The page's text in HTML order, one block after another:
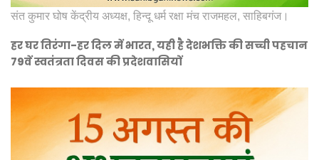
संत कुमार घोष केंद्रीय अध्यक्ष, हिन्दू धर्म रक्षा मंच राजमहल, साहिबगंज।
हर घर तिरंगा-हर दिल में भारत, यही है देशभक्ति की सच्ची पहचान
79वें स्वतंत्रता दिवस की प्रदेशवासियों